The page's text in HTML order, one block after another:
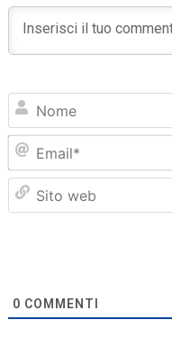
0 COMMENTI